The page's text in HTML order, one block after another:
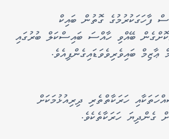
ފާހަގަކުރުމުގެ ގޮތުން ބައިކް
ބޭއްވި ހާއްސަ ބައިސްކަލް ބުރުގައި
ބައިވެރިވެވަޑައިގެންފިއެވެ.
ހަރަކާތްތެރި ދިރިއުޅުމަކަށް
ގެންދިޔަ ހަރަކާތެކެވެ.